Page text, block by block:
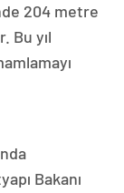
204 metre
Bu yıl
Bakanı